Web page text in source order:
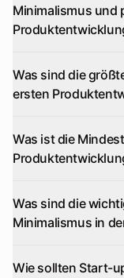
Minimalismus und
Was sind die
ersten
Was ist die
Was sind die
Minimalismus in
Wie sollten Start-